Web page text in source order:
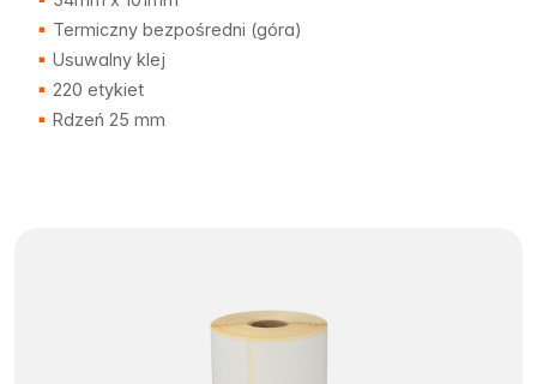
Termiczny bezpośredni (góra)
Usuwalny klej
220 etykiet
Rdzeń 25 mm